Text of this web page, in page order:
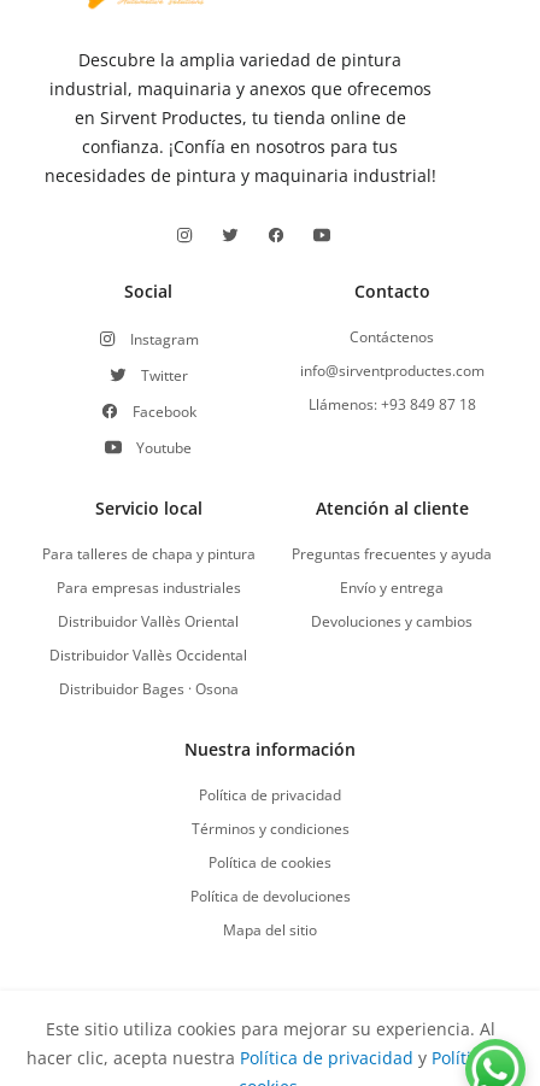
Descubre la amplia variedad de pintura
industrial, maquinaria y anexos que ofrecemos
en Sirvent Productes, tu tienda online de
confianza. ¡Confía en nosotros para tus
necesidades de pintura y maquinaria industrial!
Social
Instagram
Twitter
Facebook
Youtube
Contacto
Contáctenos
info@sirventproductes.com
Llámenos: +93 849 87 18
Servicio local
Para talleres de chapa y pintura
Para empresas industriales
Distribuidor Vallès Oriental
Distribuidor Vallès Occidental
Distribuidor Bages · Osona
Atención al cliente
Preguntas frecuentes y ayuda
Envío y entrega
Devoluciones y cambios
Nuestra información
Política de privacidad
Términos y condiciones
Política de cookies
Política de devoluciones
Mapa del sitio
Derechos de autor©2026Sirvent Productes S.L. Todos los
Vuelve al comienzo
Este sitio utiliza cookies para mejorar su experiencia. Al
hacer clic, acepta nuestra Política de privacidad y Política de